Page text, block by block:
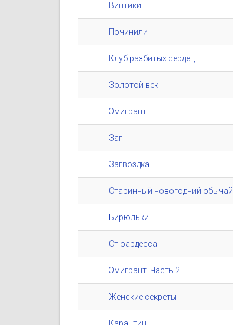
Винтики
Починили
Клуб разбитых сердец
Золотой век
Эмигрант
Заг
Загвоздка
Старинный новогодний обычай
Бирюльки
Стюардесса
Эмигрант. Часть 2
Женские секреты